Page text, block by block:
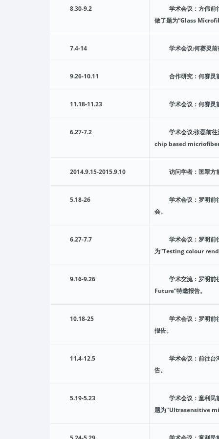
8.30-9.2
学术会议：方伟
做了题为“Glass
7.4-14 学术会议:何赛灵
9.26-10.11 合作研究：何赛灵
11.18-11.23 学术会议：何赛灵
6.27-7.2
学术会议:张磊前
chip based
2014.9.15-2015.9.10 访问学者：匡翠方
5.18-26
学术会议：罗明
会。
6.27-7.7
学术会议：罗明
为“Testing colour
9.16-9.26
学术交流：罗明
Future”特邀报告。
10.18-25
学术会议：罗明
报告。
11.4-12.5
学术会议：前往
告。
5.19-5.23
学术会议：童利
题为"Ultrasensitive